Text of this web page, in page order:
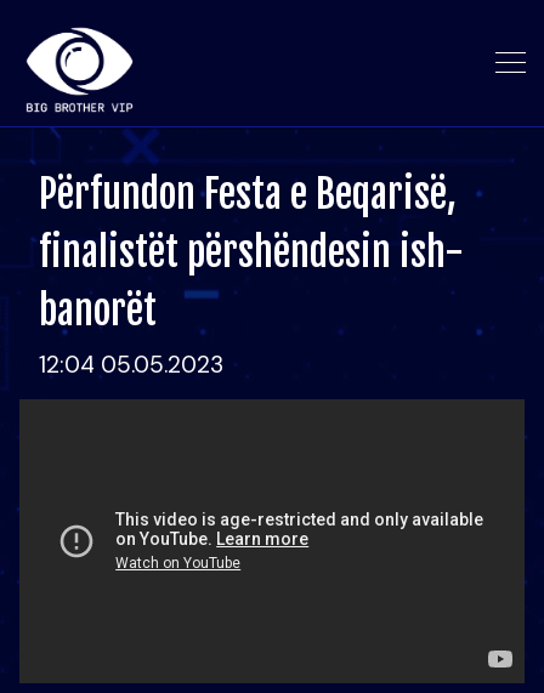
Përfundon Festa e Beqarisë,
finalistët përshëndesin ish-
banorët
12:04 05.05.2023